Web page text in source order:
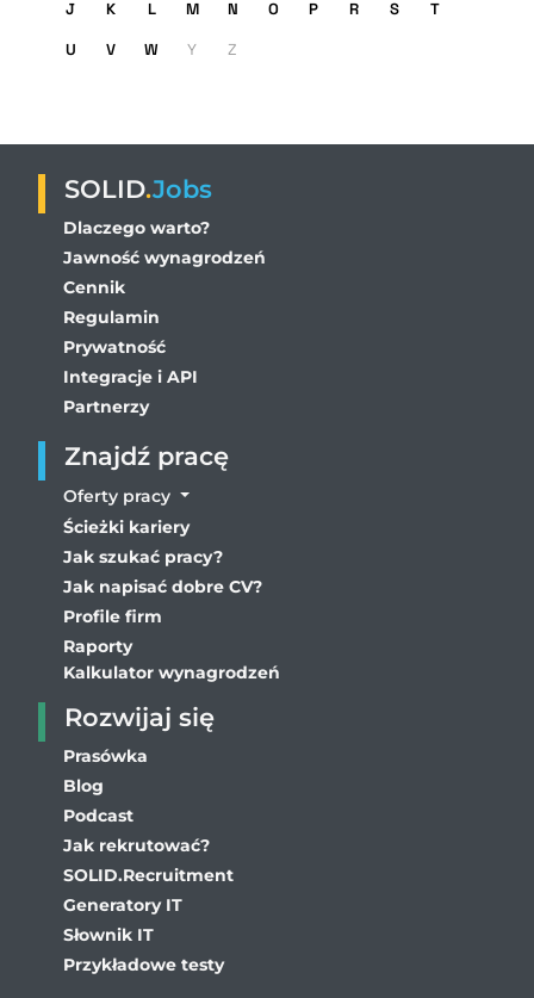
J
K L M N O P R S
T
U
V W Y Z
SOLID.Jobs
Dlaczego warto?
Jawność wynagrodzeń
Cennik
Regulamin
Prywatność
Integracje i API
Partnerzy
Znajdź pracę
Oferty pracy
Ścieżki kariery
Jak szukać pracy?
Jak napisać dobre CV?
Profile firm
Raporty
Kalkulator wynagrodzeń
Rozwijaj się
Prasówka
Blog
Podcast
Jak rekrutować?
SOLID.Recruitment
Generatory IT
Słownik IT
Przykładowe testy